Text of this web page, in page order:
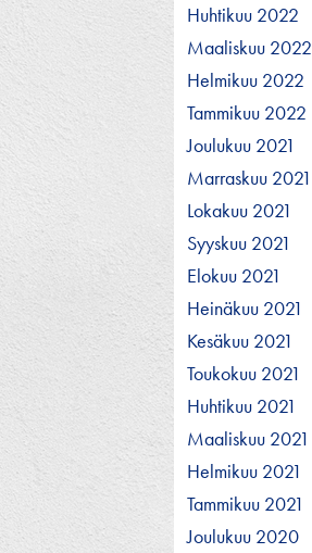
Huhtikuu 2022
Maaliskuu 2022
Helmikuu 2022
Tammikuu 2022
Joulukuu 2021
Marraskuu 2021
Lokakuu 2021
Syyskuu 2021
Elokuu 2021
Heinäkuu 2021
Kesäkuu 2021
Toukokuu 2021
Huhtikuu 2021
Maaliskuu 2021
Helmikuu 2021
Tammikuu 2021
Joulukuu 2020